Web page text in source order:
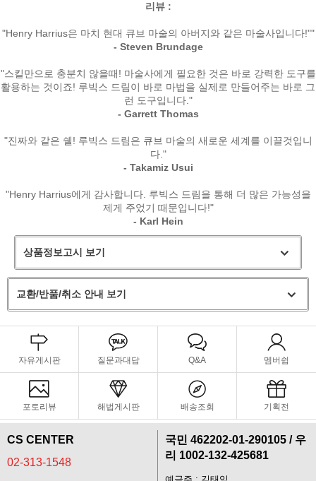
리뷰 :
"Henry Harrius은 마치 현대 큐브 마술의 아버지와 같은 마술사입니다!""
- Steven Brundage
"스킬만으로 충분치 않을때! 마술사에게 필요한 것은 바로 강력한 도구를
활용하는 것이죠! 루빅스 드림이 바로 마법을 실제로 만들어주는 바로 그
런 도구입니다."
- Garrett Thomas
"진짜와 같은 쉘! 루빅스 드림은 큐브 마술의 새로운 세계를 이끌것입니
다."
- Takamiz Usui
"Henry Harrius에게 감사합니다. 루빅스 드림을 통해 더 많은 가능성을
제게 주었기 때문입니다!"
- Karl Hein
상품정보고시 보기
교환/반품/취소 안내 보기
자유게시판 질문과대답 Q&A 멤버쉽
포토리뷰 해법게시판 배송조회 기획전
CS CENTER
02-313-1548
국민 462202-01-290105 / 우
리 1002-132-425681